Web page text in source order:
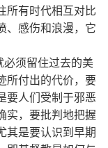
所有时代相互对比
、感伤和浪漫，它
必须留住过去的美
所付出的代价，要
要人们受制于邪恶
实，要批判地把握
其是要认识到早期